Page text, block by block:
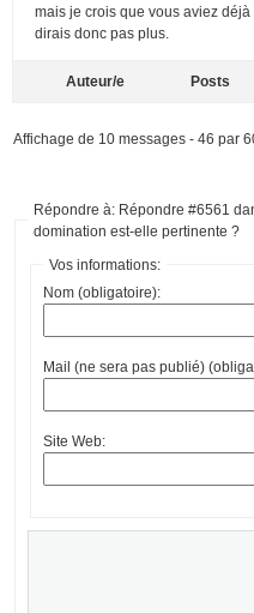
mais je crois que vous aviez
dirais donc pas plus.
Auteur/e Posts
Affichage de 10 messages - 46 par
Répondre à: Répondre #6561
domination est-elle pertinente ?
Vos informations:
Nom (obligatoire):
Mail (ne sera pas publié)
Site Web: